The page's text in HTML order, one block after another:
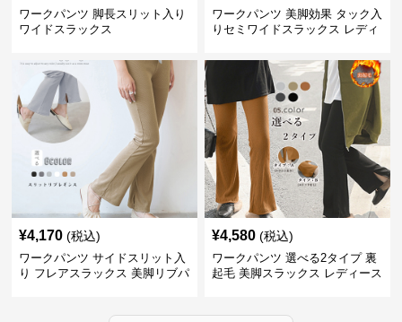
ワークパンツ 脚長スリット入り
ワイドスラックス
ワークパンツ 美脚効果 タック入
りセミワイドスラックス レディ
¥4,170 (税込)
ワークパンツ サイドスリット入
り フレアスラックス 美脚リブパ
¥4,580 (税込)
ワークパンツ 選べる2タイプ 裏
起毛 美脚スラックス レディース